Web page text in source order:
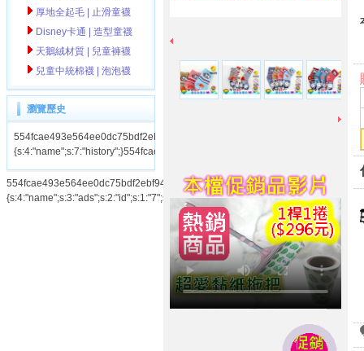
厚地全起毛 | 止滑童襪
Disney卡通 | 造型童襪
天鵝絨材質 | 兒童褲襪
兒童中統棉襪 | 泡泡襪
瀏覽歷史
554fcae493e564ee0dc75bdf2ebf94cahistory|a:1:
{s:4:"name";s:7:"history";}554fcae493e564ee0dc75bdf2ebf94ca
554fcae493e564ee0dc75bdf2ebf94caads|a:3: